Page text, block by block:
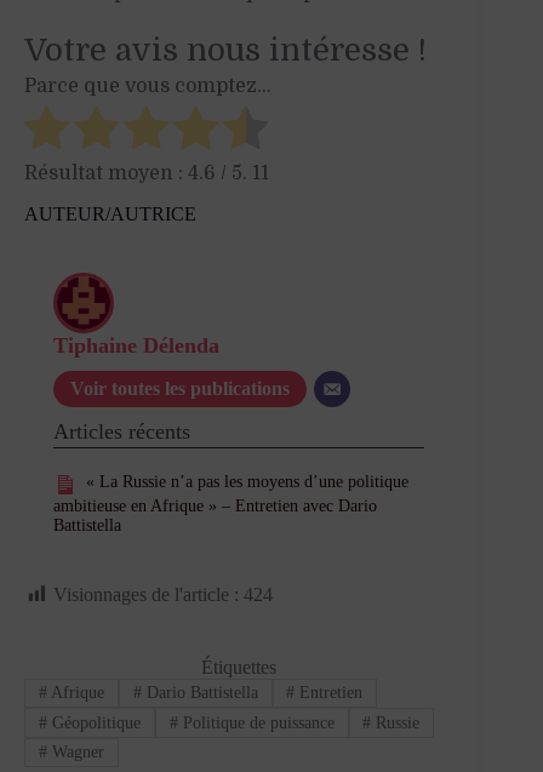
Votre avis nous intéresse !
Parce que vous comptez...
Résultat moyen : 4.6 / 5. 11
AUTEUR/AUTRICE
Tiphaine Délenda
Voir toutes les publications
Articles récents
« La Russie n’a pas les moyens d’une politique
ambitieuse en Afrique » – Entretien avec Dario
Battistella
Visionnages de l'article : 424
Étiquettes
# Afrique # Dario Battistella # Entretien
# Géopolitique # Politique de puissance # Russie
# Wagner